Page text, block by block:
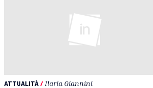
ATTUALITÀ/ Ilaria Giannini